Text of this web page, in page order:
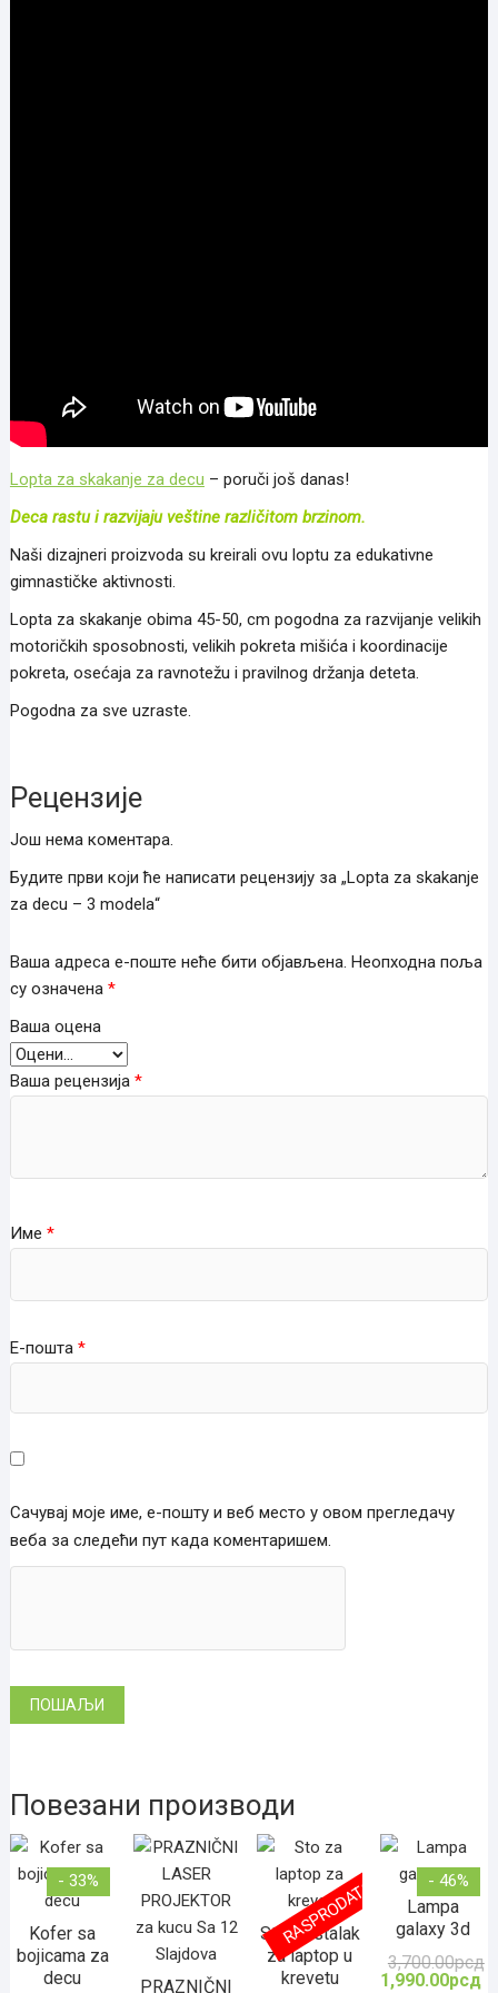
Lopta za skakanje za decu – poruči još danas!
Deca rastu i razvijaju veštine različitom brzinom.
Naši dizajneri proizvoda su kreirali ovu loptu za edukativne
gimnastičke aktivnosti.
Lopta za skakanje obima 45-50, cm pogodna za razvijanje velikih
motoričkih sposobnosti, velikih pokreta mišića i koordinacije
pokreta, osećaja za ravnotežu i pravilnog držanja deteta.
Pogodna za sve uzraste.
Рецензије
Још нема коментара.
Будите први који ће написати рецензију за „Lopta za skakanje
za decu – 3 modela“
Ваша адреса е-поште неће бити објављена. Неопходна поља
су означена *
Ваша оцена
Ваша рецензија *
Име *
Е-пошта *
Сачувај моје име, е-пошту и веб место у овом прегледачу
веба за следећи пут када коментаришем.
Повезани производи
- 33%
Kofer sa
bojicama za
decu
PRAZNIČNI
Stočić stalak
za laptop u
krevetu
RASPRODATO - 46%
Lampa
galaxy 3d
3,700.00рсд
1,990.00рсд